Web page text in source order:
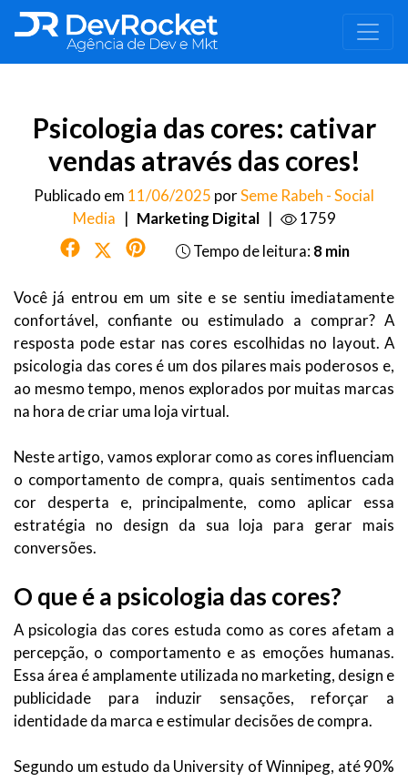
Psicologia das cores: cativar
vendas através das cores!
Publicado em 11/06/2025 porSeme Rabeh - Social
Media | Marketing Digital|
1759
Tempo de leitura: 8 min
Você já entrou em um site e se sentiu imediatamente
confortável, confiante ou estimulado a comprar? A
resposta pode estar nas cores escolhidas no layout. A
psicologia das cores é um dos pilares mais poderosos e,
ao mesmo tempo, menos explorados por muitas marcas
na hora de criar uma loja virtual.
Neste artigo, vamos explorar como as cores influenciam
o comportamento de compra, quais sentimentos cada
cor desperta e, principalmente, como aplicar essa
estratégia no design da sua loja para gerar mais
conversões.
O que é a psicologia das cores?
A psicologia das cores estuda como as cores afetam a
percepção, o comportamento e as emoções humanas.
Essa área é amplamente utilizada no marketing, design e
publicidade para induzir sensações, reforçar a
identidade da marca e estimular decisões de compra.
Segundo um estudo da University of Winnipeg, até 90%